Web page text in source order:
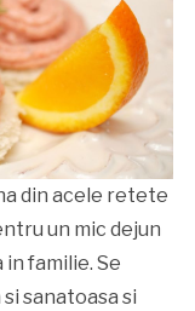
din acele retete
un mic dejun
familie. Se
sanatoasa si